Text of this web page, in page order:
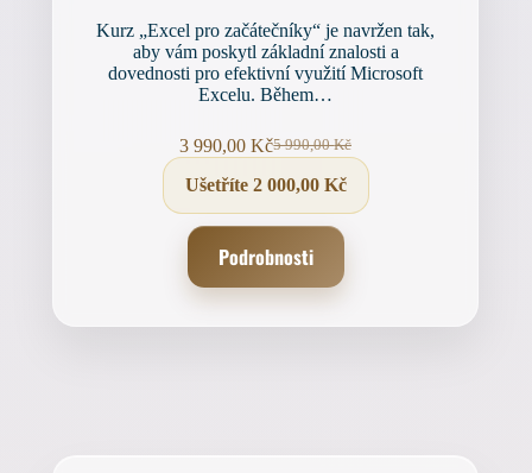
Kurz „Excel pro začátečníky“ je navržen tak,
aby vám poskytl základní znalosti a
dovednosti pro efektivní využití Microsoft
Excelu. Během…
5 990,00Kč
Původní
cena
byla:
5 990,00 Kč.
3 990,00KčAktuální
cena
je:
3 990,00 Kč.
Ušetříte 2 000,00 Kč
Podrobnosti